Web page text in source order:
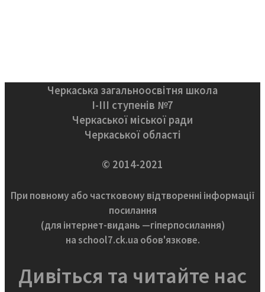
Черкаська загальноосвітня школа
І-ІІІ ступенів №7
Черкаської міської ради
Черкаської області
© 2014-2021
При повному або частковому відтворенні інформації
посилання
(для інтернет-видань —гіперпосилання)
на school7.ck.ua обов'язкове.
Дивіться та читайте нас